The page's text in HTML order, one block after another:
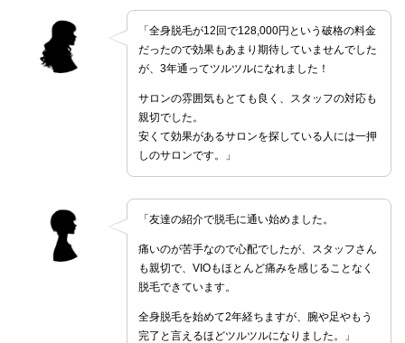
「全身脱毛が12回で128,000円という破格の料金
だったので効果もあまり期待していませんでした
が、3年通ってツルツルになれました！
サロンの雰囲気もとても良く、スタッフの対応も
親切でした。
安くて効果があるサロンを探している人には一押
しのサロンです。」
「友達の紹介で脱毛に通い始めました。
痛いのが苦手なので心配でしたが、スタッフさん
も親切で、VIOもほとんど痛みを感じることなく
脱毛できています。
全身脱毛を始めて2年経ちますが、腕や足やもう
完了と言えるほどツルツルになりました。」